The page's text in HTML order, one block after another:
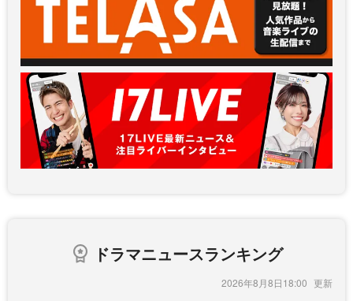
ドラマニュースランキング
2026年8月8日18:00